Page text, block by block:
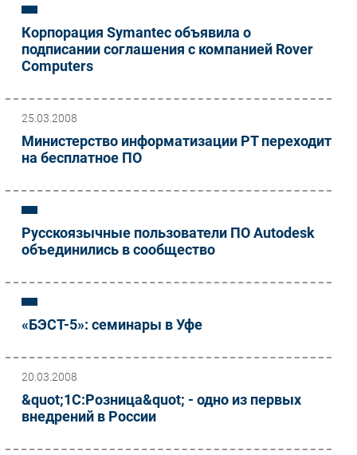
Корпорация Symantec объявила о
подписании соглашения с компанией Rover
Computers
25.03.2008
Министерство информатизации РТ переходит
на бесплатное ПО
Русскоязычные пользователи ПО Autodesk
объединились в сообщество
«БЭСТ-5»: семинары в Уфе
20.03.2008
&quot;1С:Розница&quot; - одно из первых
внедрений в России